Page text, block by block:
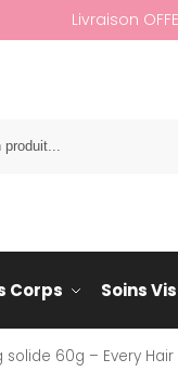
Livraison
Corps Soins
60g – Every Hair